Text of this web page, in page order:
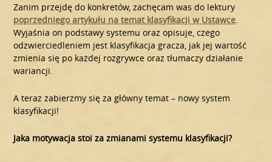
Zanim przejdę do konkretów, zachęcam was do lektury
poprzedniego artykułu na temat klasyfikacji w Ustawce
Wyjaśnia on podstawy systemu oraz opisuje, czego
odzwierciedleniem jest klasyfikacja gracza, jak jej wartość
zmienia się po każdej rozgrywce oraz tłumaczy działanie
wariancji.
A teraz zabierzmy się za główny temat – nowy system
klasyfikacji!
Jaka motywacja stoi za zmianami systemu klasyfikacji?